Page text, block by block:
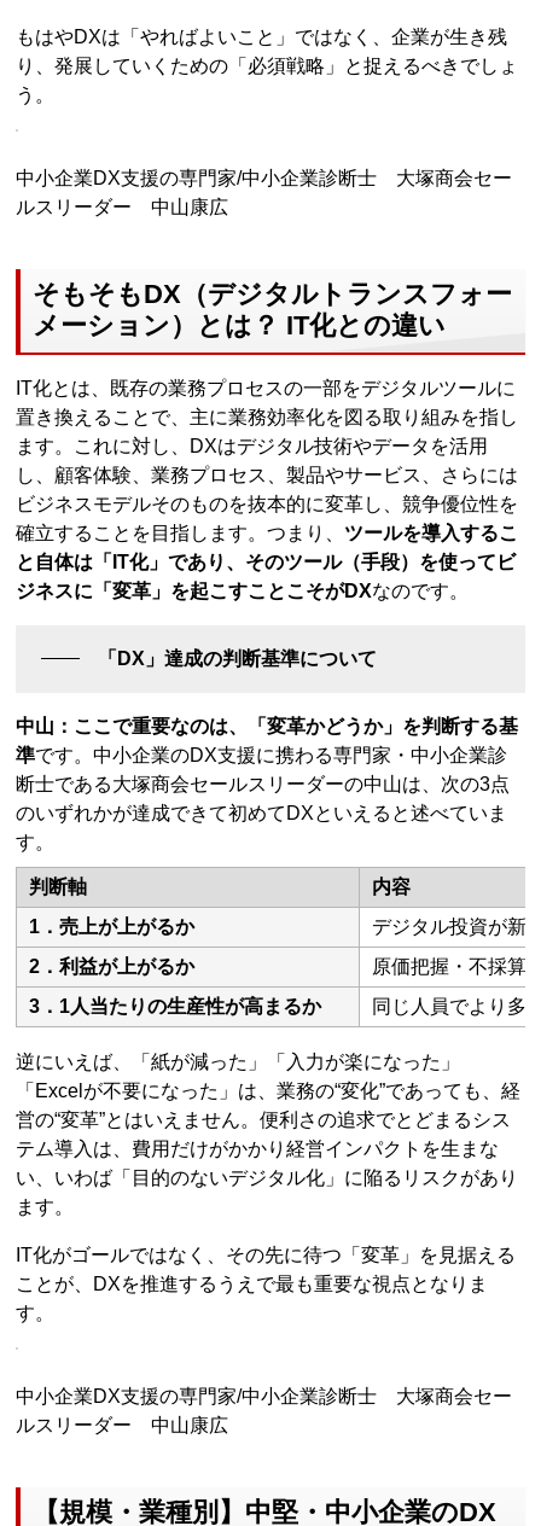
もはやDXは「やればよいこと」ではなく、企業が生き残
り、発展していくための「必須戦略」と捉えるべきでしょ
う。
中小企業DX支援の専門家/中小企業診断士 大塚商会セー
ルスリーダー 中山康広
そもそもDX（デジタルトランスフォー
メーション）とは？ IT化との違い
IT化とは、既存の業務プロセスの一部をデジタルツールに
置き換えることで、主に業務効率化を図る取り組みを指し
ます。これに対し、DXはデジタル技術やデータを活用
し、顧客体験、業務プロセス、製品やサービス、さらには
ビジネスモデルそのものを抜本的に変革し、競争優位性を
確立することを目指します。つまり、 ツールを導入するこ
と自体は「IT化」であり、そのツール（手段）を使ってビ
ジネスに「変革」を起こすことこそがDXなのです。
「DX」達成の判断基準について
中山：ここで重要なのは、「変革かどうか」を判断する基
準です。中小企業のDX支援に携わる専門家・中小企業診
断士である大塚商会セールスリーダーの中山は、次の3点
のいずれかが達成できて初めてDXといえると述べていま
す。
判断軸
内容
1．売上が上がるか
デジタル投資が新
2．利益が上がるか
原価把握・不採算
3．1人当たりの生産性が高まるか
同じ人員でより多
逆にいえば、「紙が減った」「入力が楽になった」
「Excelが不要になった」は、業務の“変化”であっても、経
営の“変革”とはいえません。便利さの追求でとどまるシス
テム導入は、費用だけがかかり経営インパクトを生まな
い、いわば「目的のないデジタル化」に陥るリスクがあり
ます。
IT化がゴールではなく、その先に待つ「変革」を見据える
ことが、DXを推進するうえで最も重要な視点となりま
す。
中小企業DX支援の専門家/中小企業診断士 大塚商会セー
ルスリーダー 中山康広
【規模・業種別】中堅・中小企業のDX